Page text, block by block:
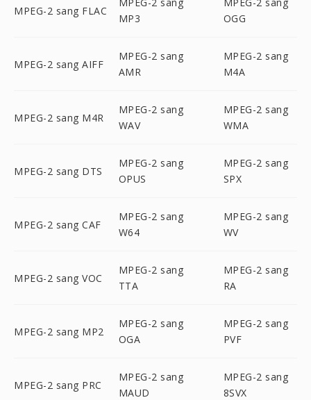
MPEG-2 sang FLAC
MP3
OGG
MPEG-2 sang AIFF
MPEG-2 sang
AMR
MPEG-2 sang
M4A
MPEG-2 sang M4R
MPEG-2 sang
WAV
MPEG-2 sang
WMA
MPEG-2 sang DTS
MPEG-2 sang
OPUS
MPEG-2 sang
SPX
MPEG-2 sang CAF
MPEG-2 sang
W64
MPEG-2 sang
WV
MPEG-2 sang VOC
MPEG-2 sang
TTA
MPEG-2 sang
RA
MPEG-2 sang MP2
MPEG-2 sang
OGA
MPEG-2 sang
PVF
MPEG-2 sang PRC
MPEG-2 sang
MAUD
MPEG-2 sang
8SVX